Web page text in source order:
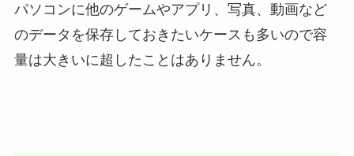
パソコンに他のゲームやアプリ、写真、動画など
のデータを保存しておきたいケースも多いので容
量は大きいに超したことはありません。